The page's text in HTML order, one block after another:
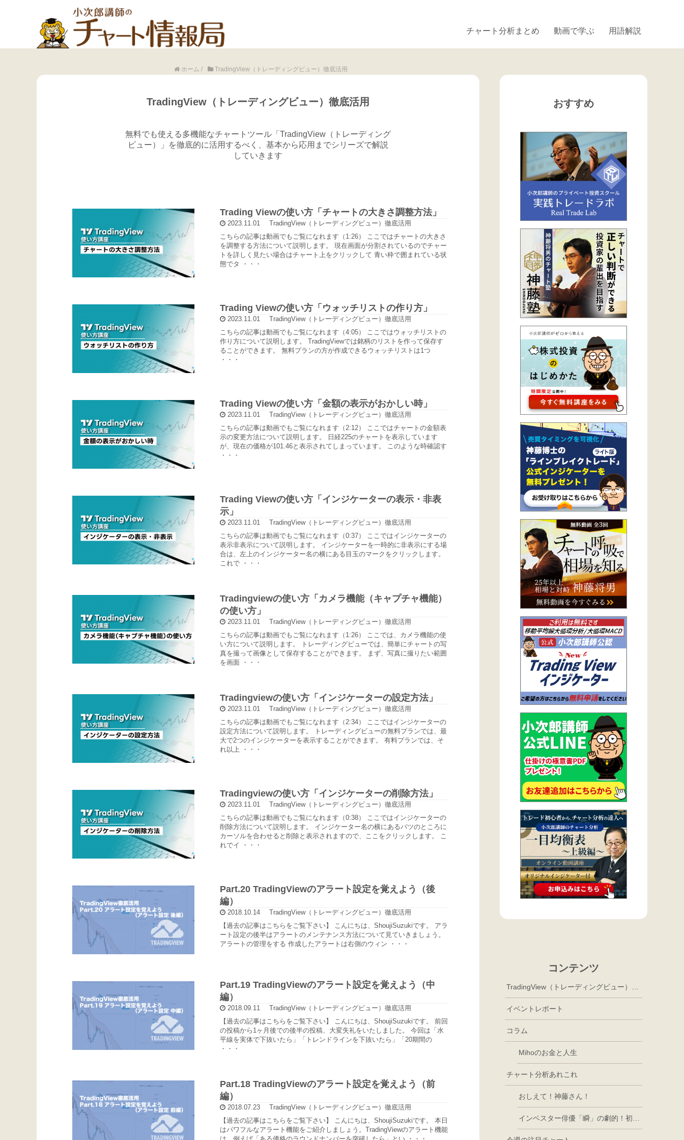
チャート分析まとめ 動画で学ぶ 用語解説
ホーム / TradingView（トレーディングビュー）徹底活用
TradingView（トレーディングビュー）徹底活用
無料でも使える多機能なチャートツール「TradingView（トレーディング
ビュー）」を徹底的に活用するべく、基本から応用までシリーズで解説
していきます
Trading Viewの使い方「チャートの大きさ調整方法」
2023.11.01
TradingView（トレーディングビュー）徹底活用
こちらの記事は動画でもご覧になれます（1:26） ここではチャートの大きさ
を調整する方法について説明します。 現在画面が分割されているのでチャー
トを詳しく見たい場合はチャート上をクリックして 青い枠で囲まれている状
態でタ ・・・
Trading Viewの使い方「ウォッチリストの作り方」
2023.11.01
TradingView（トレーディングビュー）徹底活用
こちらの記事は動画でもご覧になれます（4:05） ここではウォッチリストの
作り方について説明します。 TradingViewでは銘柄のリストを作って保存す
ることができます。 無料プランの方が作成できるウォッチリストは1つ
・・・
Trading Viewの使い方「金額の表示がおかしい時」
2023.11.01
TradingView（トレーディングビュー）徹底活用
こちらの記事は動画でもご覧になれます（2:12） ここではチャートの金額表
示の変更方法について説明します。 日経225のチャートを表示しています
が、現在の価格が101.46と表示されてしまっています。 このような時確認す
・・・
Trading Viewの使い方「インジケーターの表示・非表
示」
2023.11.01
TradingView（トレーディングビュー）徹底活用
こちらの記事は動画でもご覧になれます（0:37） ここではインジケーターの
表示非表示について説明します。 インジケーターを一時的に非表示にする場
合は、左上のインジケーター名の横にある目玉のマークをクリックします。
これで ・・・
Tradingviewの使い方「カメラ機能（キャプチャ機能）
の使い方」
2023.11.01
TradingView（トレーディングビュー）徹底活用
こちらの記事は動画でもご覧になれます（1:26） ここでは、カメラ機能の使
い方について説明します。 トレーディングビューでは、簡単にチャートの写
真を撮って画像として保存することができます。 まず、写真に撮りたい範囲
を画面 ・・・
Tradingviewの使い方「インジケーターの設定方法」
2023.11.01
TradingView（トレーディングビュー）徹底活用
こちらの記事は動画でもご覧になれます（2:34） ここではインジケーターの
設定方法について説明します。 トレーディングビューの無料プランでは、最
大で2つのインジケーターを表示することができます。 有料プランでは、そ
れ以上 ・・・
Tradingviewの使い方「インジケーターの削除方法」
2023.11.01
TradingView（トレーディングビュー）徹底活用
こちらの記事は動画でもご覧になれます（0:38） ここではインジケーターの
削除方法について説明します。 インジケーター名の横にあるバツのところに
カーソルを合わせると削除と表示されますので、ここをクリックします。 こ
れでイ ・・・
Part.20 TradingViewのアラート設定を覚えよう（後
編）
2018.10.14
TradingView（トレーディングビュー）徹底活用
【過去の記事はこちらをご覧下さい】 こんにちは、ShoujiSuzukiです。 アラ
ート設定の後半はアラートのメンテナンス方法について見ていきましょう。
アラートの管理をする 作成したアラートは右側のウィン ・・・
Part.19 TradingViewのアラート設定を覚えよう（中
編）
2018.09.11
TradingView（トレーディングビュー）徹底活用
【過去の記事はこちらをご覧下さい】 こんにちは、ShoujiSuzukiです。 前回
の投稿から1ヶ月後での後半の投稿、大変失礼をいたしました。 今回は「水
平線を実体で下抜いたら」「トレンドラインを下抜いたら」「20期間の
・・・
Part.18 TradingViewのアラート設定を覚えよう（前
編）
2018.07.23
TradingView（トレーディングビュー）徹底活用
【過去の記事はこちらをご覧下さい】 こんにちは、ShoujiSuzukiです。 本日
はパワフルなアラート機能をご紹介しましょう。TradingViewのアラート機能
おすすめ
コンテンツ
イベントレポート
コラム
Mihoのお金と人生
チャート分析あれこれ
おしえて！神藤さん！